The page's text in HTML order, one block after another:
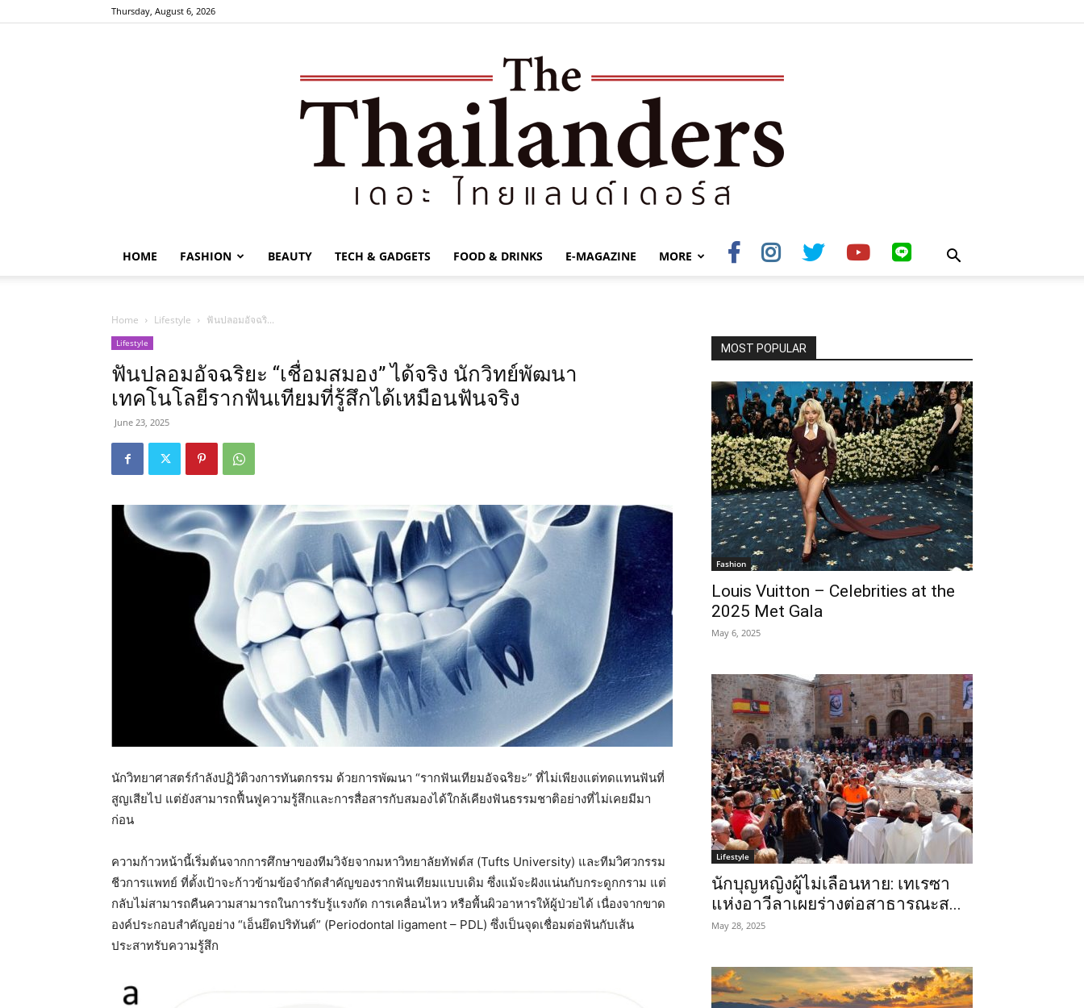
Thursday, August 6, 2026
HOME FASHION BEAUTY TECH & GADGETS FOOD & DRINKS E-MAGAZINE MORE
Home Lifestyle ฟันปลอมอัจฉริ...
Lifestyle
ฟันปลอมอัจฉริยะ “เชื่อมสมอง” ได้จริง นักวิทย์พัฒนา
เทคโนโลยีรากฟันเทียมที่รู้สึกได้เหมือนฟันจริง
June 23, 2025
นักวิทยาศาสตร์กำลังปฏิวัติวงการทันตกรรม ด้วยการพัฒนา “รากฟันเทียมอัจฉริยะ” ที่ไม่เพียงแต่ทดแทนฟันที่
สูญเสียไป แต่ยังสามารถฟื้นฟูความรู้สึกและการสื่อสารกับสมองได้ใกล้เคียงฟันธรรมชาติอย่างที่ไม่เคยมีมา
ก่อน
ความก้าวหน้านี้เริ่มต้นจากการศึกษาของทีมวิจัยจากมหาวิทยาลัยทัฟต์ส (Tufts University) และทีมวิศวกรรม
ชีวการแพทย์ ที่ตั้งเป้าจะก้าวข้ามข้อจำกัดสำคัญของรากฟันเทียมแบบเดิม ซึ่งแม้จะฝังแน่นกับกระดูกกราม แต่
กลับไม่สามารถคืนความสามารถในการรับรู้แรงกัด การเคลื่อนไหว หรือพื้นผิวอาหารให้ผู้ป่วยได้ เนื่องจากขาด
องค์ประกอบสำคัญอย่าง “เอ็นยึดปริทันต์” (Periodontal ligament – PDL) ซึ่งเป็นจุดเชื่อมต่อฟันกับเส้น
ประสาทรับความรู้สึก
MOST POPULAR
Fashion
Louis Vuitton – Celebrities at the
2025 Met Gala
May 6, 2025
Lifestyle
นักบุญหญิงผู้ไม่เลือนหาย: เทเรซา
แห่งอาวีลาเผยร่างต่อสาธารณะส...
May 28, 2025